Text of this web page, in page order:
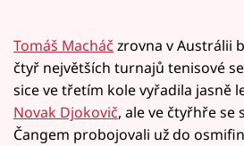
Tomáš Macháč zrovna v Austrálii
čtyř největších turnajů tenisové
sice ve třetím kole vyřadila jasně
Novak Djokovič, ale ve čtyřhře se
Čangem probojovali už do